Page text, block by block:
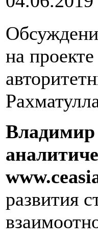
на
Владимир
www.
развития